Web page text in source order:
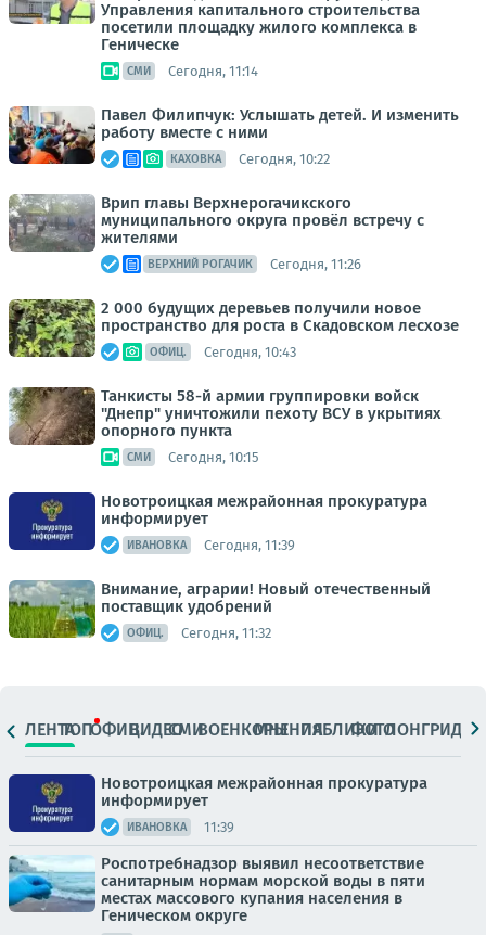
Управления капитального строительства
посетили площадку жилого комплекса в
Геническе
СМИ Сегодня, 11:14
Павел Филипчук: Услышать детей. И изменить
работу вместе с ними
КАХОВКА Сегодня, 10:22
Врип главы Верхнерогачикского
муниципального округа провёл встречу с
жителями
ВЕРХНИЙ РОГАЧИК Сегодня, 11:26
2 000 будущих деревьев получили новое
пространство для роста в Скадовском лесхозе
ОФИЦ. Сегодня, 10:43
Танкисты 58-й армии группировки войск
"Днепр" уничтожили пехоту ВСУ в укрытиях
опорного пункта
СМИ Сегодня, 10:15
Новотроицкая межрайонная прокуратура
информирует
ИВАНОВКА Сегодня, 11:39
Внимание, аграрии! Новый отечественный
поставщик удобрений
ОФИЦ. Сегодня, 11:32
ЛЕНТАТОПОФИЦ.ВИДЕОСМИВОЕНКОРЫМНЕНИЯПАБЛИКИ
ФОТОЛОНГРИДЫ
Новотроицкая межрайонная прокуратура
информирует
ИВАНОВКА 11:39
Роспотребнадзор выявил несоответствие
санитарным нормам морской воды в пяти
местах массового купания населения в
Геническом округе